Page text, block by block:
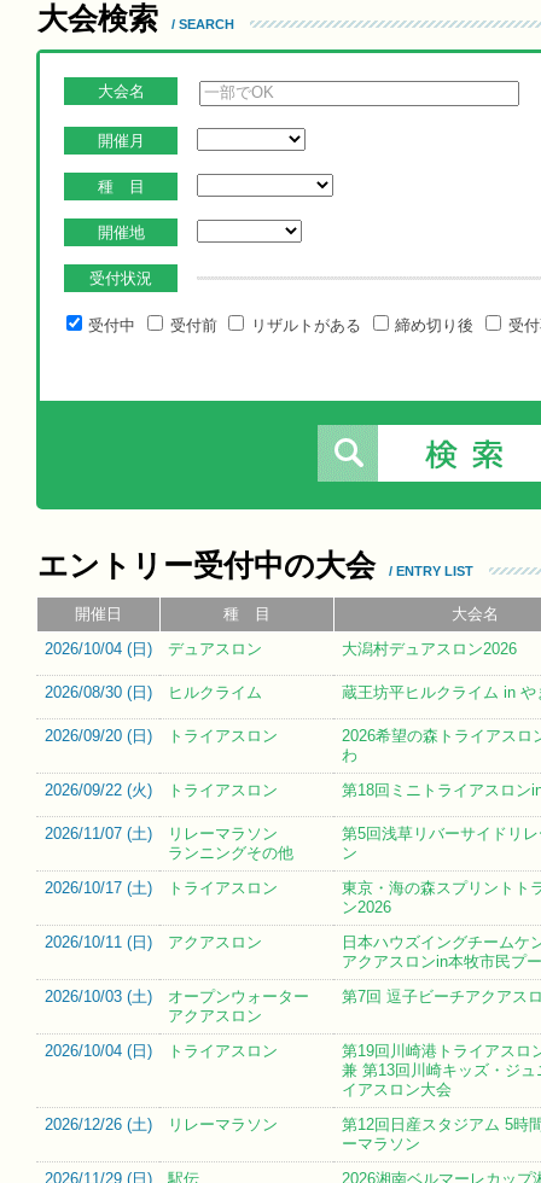
大会検索 / SEARCH
大会名
開催月
種 目
開催地
受付状況
受付中 受付前 リザルトがある 締め切り後 受
エントリー受付中の大会 / ENTRY LIST
開催日 種 目
大会名
2026/10/04 (日 ) デュアスロン 大潟村デュアスロン2026
2026/08/30 (日 ) ヒルクライム 蔵王坊平ヒルクライム in や
2026/09/20 (日 ) トライアスロン
2026希望の森トライアスロ
わ
2026/09/22 (火) トライアスロン 第18回ミニトライアスロン
2026/11/07 (土)
リレーマラソン
ランニングその他
第5回浅草リバーサイドリ
ン
2026/10/17 (土) トライアスロン
東京・海の森スプリントト
ン2026
2026/10/11 (日 ) アクアスロン
日本ハウズイングチームケ
アクアスロンin本牧市民プ
2026/10/03 (土)
オープンウォーター
アクアスロン
第7回 逗子ビーチアクアス
2026/10/04 (日 ) トライアスロン
第19回川崎港トライアスロ
兼 第13回川崎キッズ・ジュ
イアスロン大会
2026/12/26 (土) リレーマラソン
第12回日産スタジアム 5時
ーマラソン
2026/11/29 (日 ) 駅伝
2026湘南ベルマーレカップ